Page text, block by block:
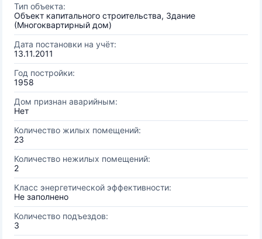
Тип объекта:
Объект капитального строительства, Здание
(Многоквартирный дом)
Дата постановки на учёт:
13.11.2011
Год постройки:
1958
Дом признан аварийным:
Нет
Количество жилых помещений:
23
Количество нежилых помещений:
2
Класс энергетической эффективности:
Не заполнено
Количество подъездов:
3